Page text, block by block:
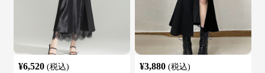
¥6,520 (税込) ¥3,880 (税込)